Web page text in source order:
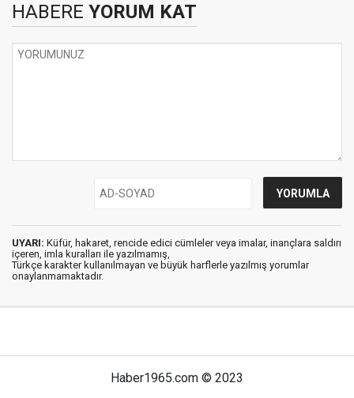
HABERE YORUM KAT
UYARI: Küfür, hakaret, rencide edici cümleler veya imalar, inançlara saldırı
içeren, imla kuralları ile yazılmamış,
Türkçe karakter kullanılmayan ve büyük harflerle yazılmış yorumlar
onaylanmamaktadır.
Haber1965.com © 2023